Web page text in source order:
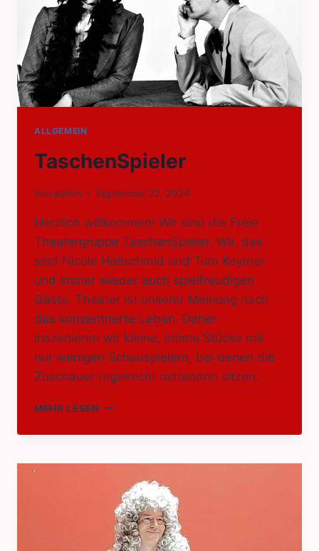
KUNSTFACHWERK
N6
ALLGEMEIN
TaschenSpieler
Von admin September 22, 2024
Herzlich willkommen! Wir sind die Freie
Theatergruppe TaschenSpieler. Wir, das
sind Nicole Hallschmid und Tom Keymer
und immer wieder auch spielfreudigen
Gäste. Theater ist unserer Meinung nach
das konzentrierte Leben. Daher
inszenieren wir kleine, intime Stücke mit
nur wenigen Schauspielern, bei denen die
Zuschauer regelrecht mittendrin sitzen.
MEHR LESEN TASCHENSPIELER